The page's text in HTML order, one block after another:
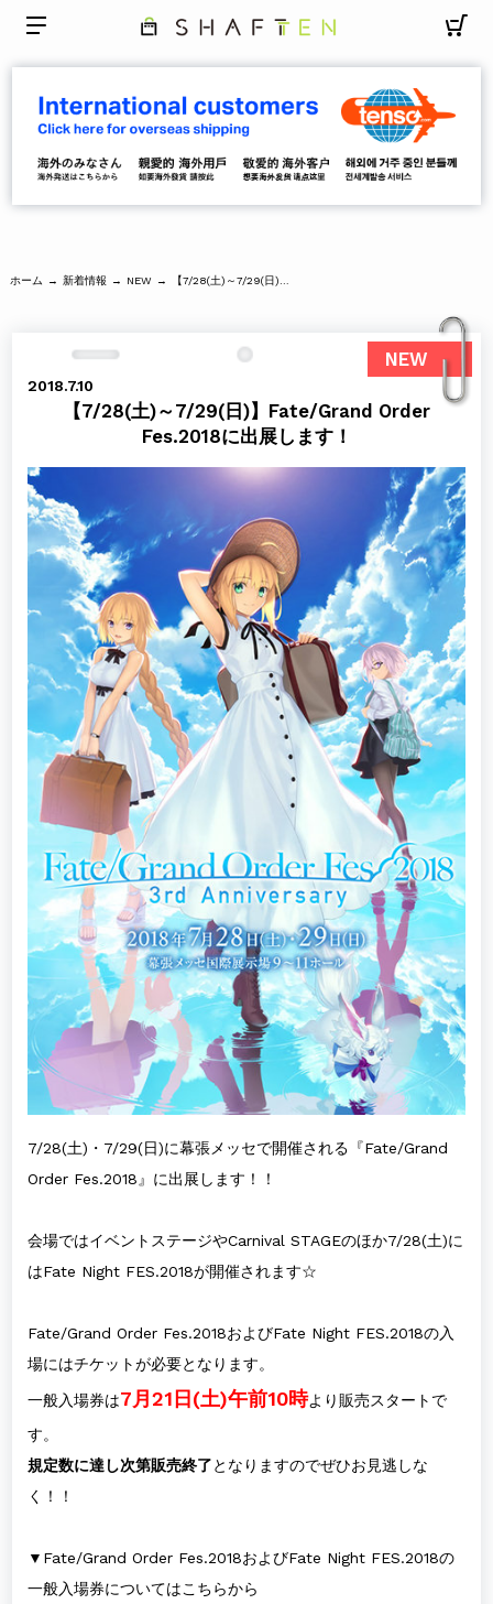
ホーム → 新着情報 → NEW →
2018.7.10
【7/28(土)～7/29(日)】Fate/Grand Order
Fes.2018に出展します！
7/28(土)・7/29(日)に幕張メッセで開催される『Fate/Grand
Order Fes.2018』に出展します！！
会場ではイベントステージやCarnival STAGEのほか7/28(土)に
はFate Night FES.2018が開催されます☆
Fate/Grand Order Fes.2018およびFate Night FES.2018の入
場にはチケットが必要となります。
一般入場券は7月21日(土)午前10時より販売スタートで
す。
規定数に達し次第販売終了となりますのでぜひお見逃しな
く！！
▼Fate/Grand Order Fes.2018およびFate Night FES.2018の
一般入場券についてはこちらから
NEW